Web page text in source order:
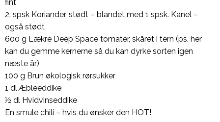
fint
2. spsk Koriander, stødt – blandet med 1 spsk. Kanel –
også stødt
600 g Lækre Deep Space tomater, skåret i tern (ps. her
kan du gemme kernerne så du kan dyrke sorten igen
næste år)
100 g Brun økologisk rørsukker
1 dl Æbleeddike
½ dl Hvidvinseddike
En smule chili – hvis du ønsker den HOT!